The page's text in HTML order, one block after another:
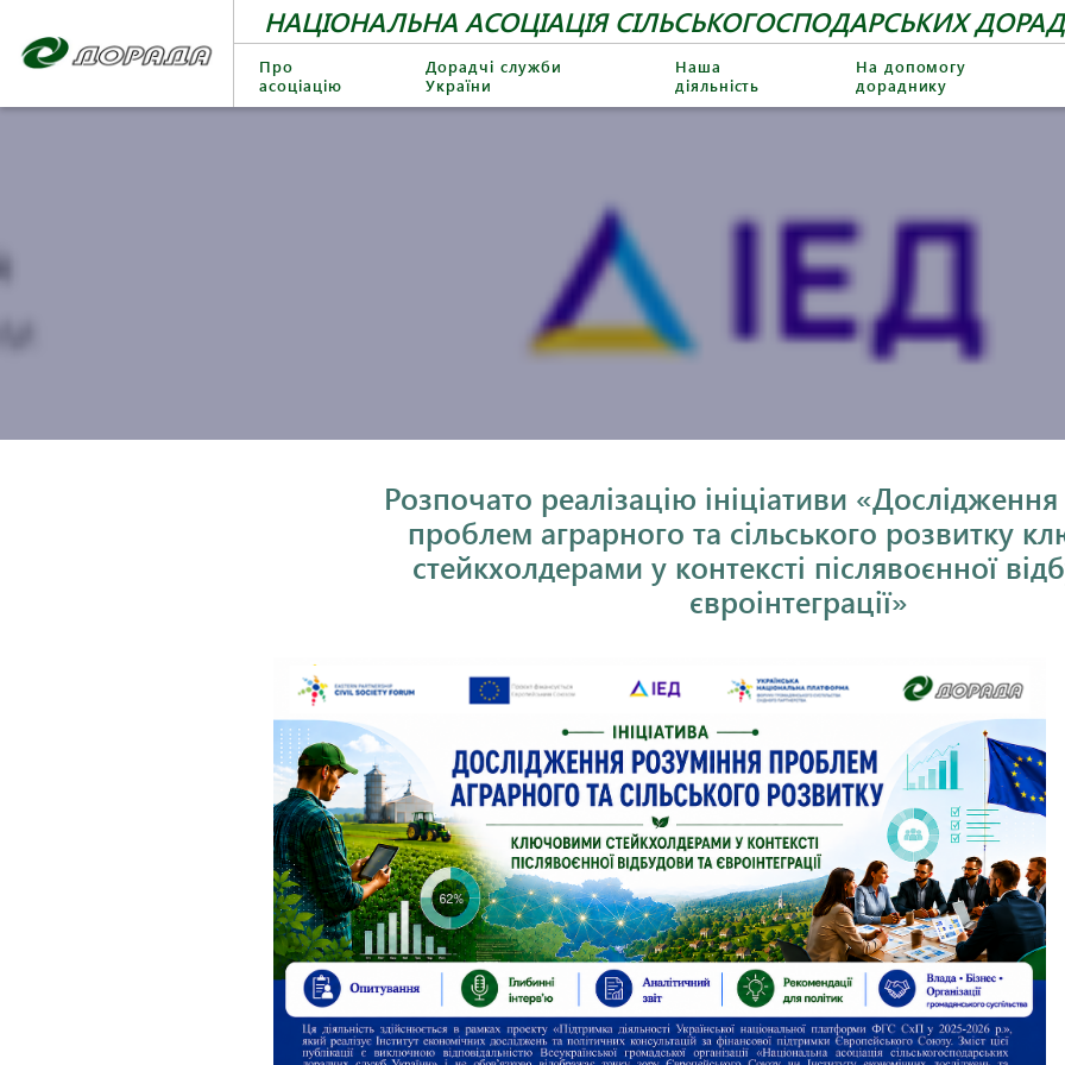
НАЦІОНАЛЬНА АСОЦІАЦІЯ СІЛЬСЬКОГОСПОДАРСЬКИХ
Про
асоціацію
Дорадчі служби
України
Наша
діяльність
На допомогу
дораднику
Розпочато реалізацію ініціативи
проблем аграрного та сільського розвитку
стейкхолдерами у контексті післявоєнної
євроінтеграції»